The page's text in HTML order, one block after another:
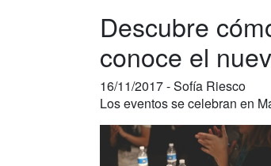
Descubre
conoce el
16/11/2017 -Sofía Riesco
Los eventos se celebran en